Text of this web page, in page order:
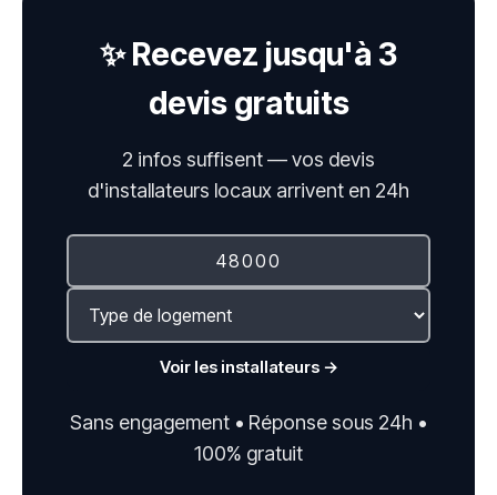
✨ Recevez jusqu'à 3
devis gratuits
2 infos suffisent — vos devis
d'installateurs locaux arrivent en 24h
Voir les installateurs →
Sans engagement • Réponse sous 24h •
100% gratuit